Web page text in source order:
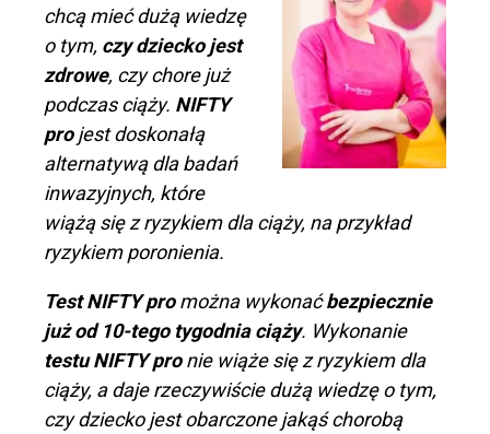
chcą mieć dużą wiedzę
o tym, czy dziecko jest
zdrowe, czy chore już
podczas ciąży. NIFTY
projest doskonałą
alternatywą dla badań
inwazyjnych, które
wiążą się z ryzykiem dla ciąży, na przykład
ryzykiem poronienia.
Test NIFTY promożna wykonaćbezpiecznie
już od 10-tego tygodnia ciąży. Wykonanie
testu NIFTY pronie wiąże się z ryzykiem dla
ciąży, a daje rzeczywiście dużą wiedzę o tym,
czy dziecko jest obarczone jakąś chorobą